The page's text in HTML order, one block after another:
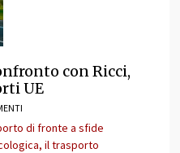
con Ricci,
UE
di fronte a sfide
il trasporto